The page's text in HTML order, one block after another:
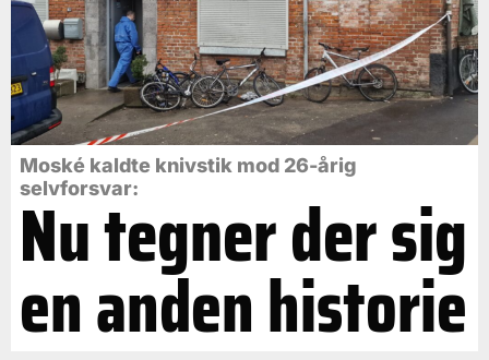
Moské kaldte knivstik mod 26-årig
selvforsvar:
Nu tegner der sig
en anden historie